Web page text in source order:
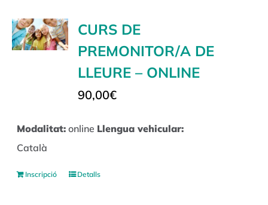
CURS DE
PREMONITOR/A DE
LLEURE – ONLINE
90,00€
Modalitat: online Llengua vehicular:
Català
Inscripció Detalls